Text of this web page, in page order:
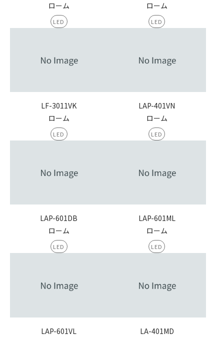
ローム
LED
ローム
LED
LF-3011VK
ローム
LED
LAP-401VN
ローム
LED
LAP-601DB
ローム
LED
LAP-601ML
ローム
LED
LAP-601VL
LA-401MD